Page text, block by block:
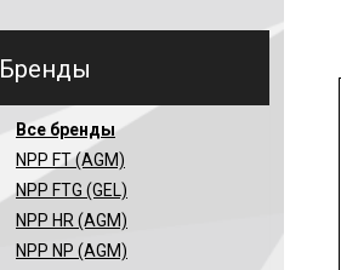
Бренды
Все бренды
NPP FT (AGM)
NPP FTG (GEL)
NPP HR (AGM)
NPP NP (AGM)